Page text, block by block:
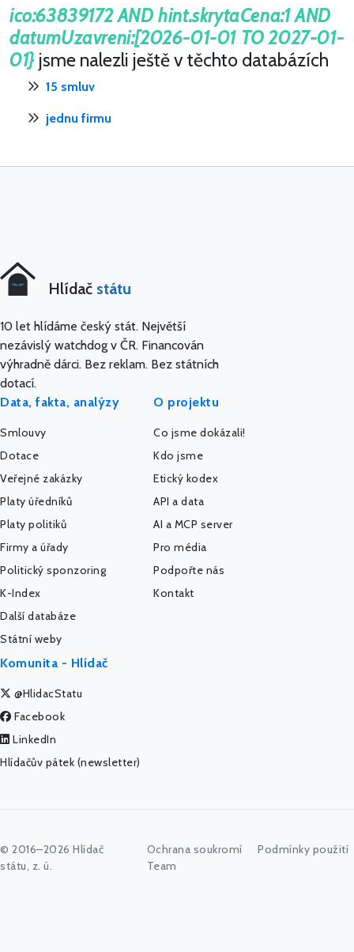
ico:63839172 AND hint.skrytaCena:1 AND
datumUzavreni:[2026-01-01 TO 2027-01-
01}jsme nalezli ještě v těchto databázích
15 smluv
jednu firmu
Hlídač státu
10 let hlídáme český stát. Největší
nezávislý watchdog v ČR. Financován
výhradně dárci. Bez reklam. Bez státních
dotací.
Data, fakta, analýzy
Smlouvy
Dotace
Veřejné zakázky
Platy úředníků
Platy politiků
Firmy a úřady
Politický sponzoring
K-Index
Další databáze
Státní weby
O projektu
Co jsme dokázali!
Kdo jsme
Etický kodex
API a data
AI a MCP server
Pro média
Podpořte nás
Kontakt
Komunita - Hlídač
@HlidacStatu
Facebook
LinkedIn
Hlídačův pátek (newsletter)
© 2016–2026 Hlídač
státu, z. ú.
Ochrana soukromí
Podmínky použití
Team